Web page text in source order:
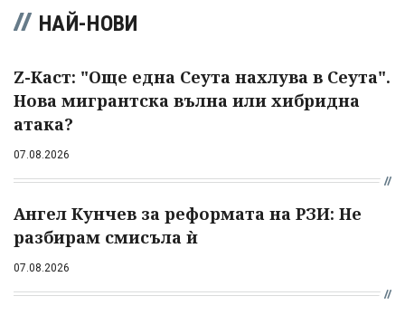
НАЙ-НОВИ
Z-Каст: "Още една Сеута нахлува в Сеута".
Нова мигрантска вълна или хибридна
атака?
07.08.2026
Ангел Кунчев за реформата на РЗИ: Не
разбирам смисъла ѝ
07.08.2026